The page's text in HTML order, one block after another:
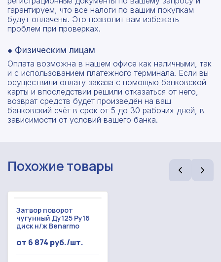
гарантируем, что все налоги по вашим покупкам
будут оплачены. Это позволит вам избежать
проблем при проверках.
● Физическим лицам
Оплата возможна в нашем офисе как наличными, так
и с использованием платежного терминала. Если вы
осуществили оплату заказа с помощью банковской
карты и впоследствии решили отказаться от него,
возврат средств будет произведён на ваш
банковский счёт в срок от 5 до 30 рабочих дней, в
зависимости от условий вашего банка.
Похожие товары
Затвор поворот
чугунный Ду125 Ру16
диск н/ж Benarmo
от 6 874 руб./шт.
Рассчитать смету
Заполните форму ниже, чтобы получить
точный расчет сметы. Мы свяжемся с вами в
Оставьте номер
телефона